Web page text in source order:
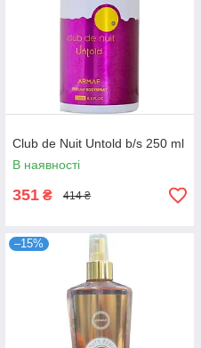
Club de Nuit Untold b/s 250 ml
В наявності
351 ₴ 414 ₴
–15%